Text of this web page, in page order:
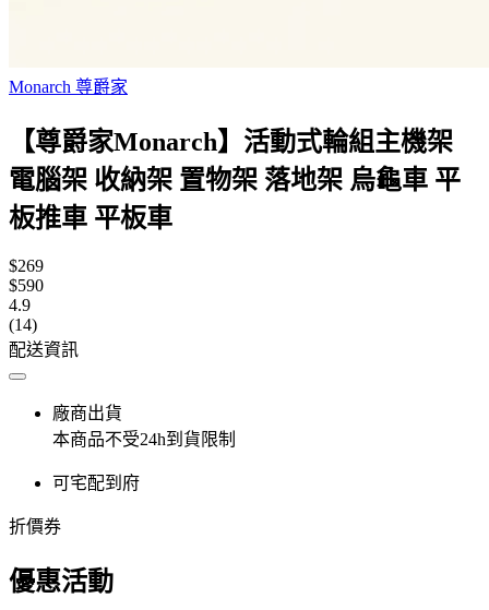
Monarch 尊爵家
【尊爵家Monarch】活動式輪組主機架
電腦架 收納架 置物架 落地架 烏龜車 平
板推車 平板車
$269
$590
4.9
(14)
配送資訊
廠商出貨
本商品不受24h到貨限制
可宅配到府
折價券
優惠活動